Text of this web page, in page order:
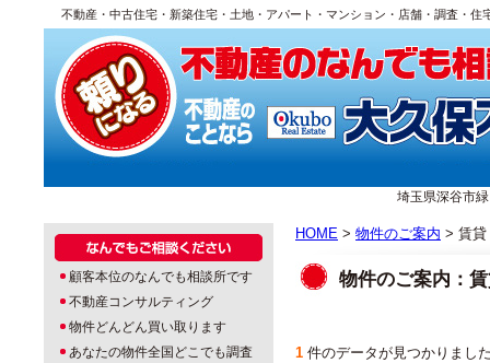
不動産・中古住宅・新築住宅・土地・アパート・マンション・店舗・調査・
埼玉県深谷市
HOME > 物件のご案内 > 賃貸
物件のご案内：
1 件のデータが見つかりまし
顧客本位のなんでも相談所です
不動産コンサルティング
物件どんどん買い取ります
あなたの物件全国どこでも調査